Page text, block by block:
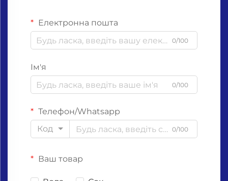
Електронна пошта
0/100
Ім'я
0/100
Телефон/Whatsapp
Код
0/100
Ваш товар